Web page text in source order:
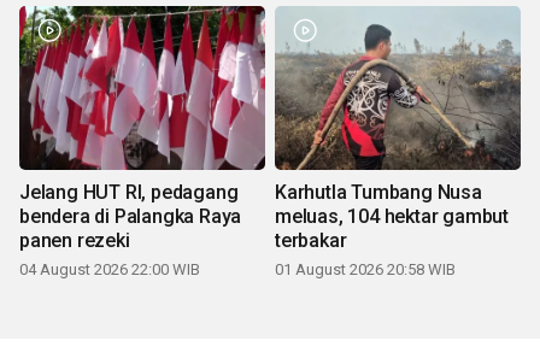
Jelang HUT RI, pedagang
bendera di Palangka Raya
panen rezeki
04 August 2026 22:00 WIB
Karhutla Tumbang Nusa
meluas, 104 hektar gambut
terbakar
01 August 2026 20:58 WIB